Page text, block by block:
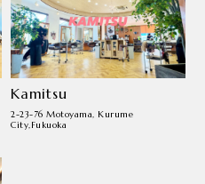
Kamitsu
2-23-76 Motoyama, Kurume
City,Fukuoka